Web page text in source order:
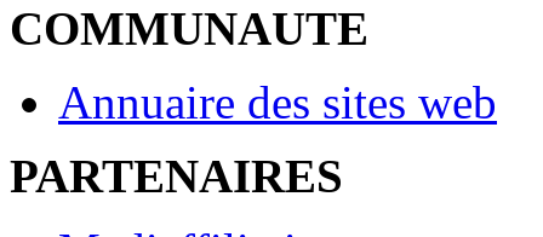
COMMUNAUTE
Annuaire des sites web
PARTENAIRES